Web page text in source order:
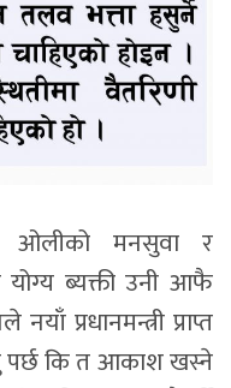
ओलीको मनसुवा र
योग्य ब्यक्ती उनी आफै
प्रधानमन्त्री प्राप्त
पर्छ कि त आकाश खस्ने